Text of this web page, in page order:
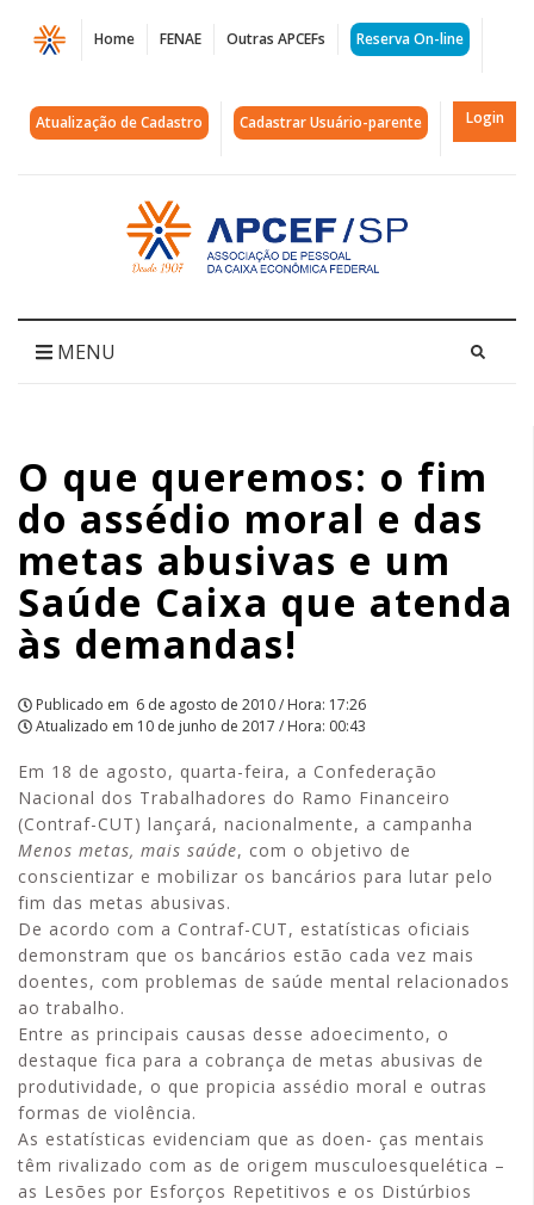
Página
que
assédio
das
metas
abusivas
e
um
Saúde
Caixa
que
atenda
às
demandas!
|
APCEF/SP
Home FENAE Outras APCEFs Reserva On-line
Atualização de Cadastro Cadastrar Usuário-parente Login
Acessar
página
inicial
MENU
O que queremos: o fim
do assédio moral e das
metas abusivas e um
Saúde Caixa que atenda
às demandas!
Publicado em 6 de agosto de 2010 / Hora: 17:26
Atualizado em 10 de junho de 2017 / Hora: 00:43
Em 18 de agosto, quarta-feira, a Confederação
Nacional dos Trabalhadores do Ramo Financeiro
(Contraf-CUT) lançará, nacionalmente, a campanha
Menos metas, mais saúde, com o objetivo de
conscientizar e mobilizar os bancários para lutar pelo
fim das metas abusivas.
De acordo com a Contraf-CUT, estatísticas oficiais
demonstram que os bancários estão cada vez mais
doentes, com problemas de saúde mental relacionados
ao trabalho.
Entre as principais causas desse adoecimento, o
destaque fica para a cobrança de metas abusivas de
produtividade, o que propicia assédio moral e outras
formas de violência.
As estatísticas evidenciam que as doen- ças mentais
têm rivalizado com as de origem musculoesquelética –
as Lesões por Esforços Repetitivos e os Distúrbios